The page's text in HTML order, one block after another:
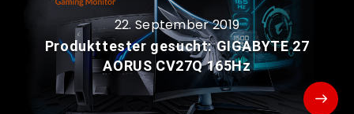
22. September 2019
Produkttester gesucht: GIGABYTE 27
AORUS CV27Q 165Hz